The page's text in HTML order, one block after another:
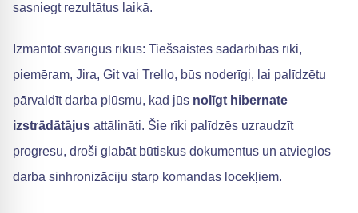
sasniegt rezultātus laikā.
Izmantot svarīgus rīkus: Tiešsaistes sadarbības rīki,
piemēram, Jira, Git vai Trello, būs noderīgi, lai palīdzētu
pārvaldīt darba plūsmu, kad jūs nolīgt hibernate
izstrādātājus attālināti. Šie rīki palīdzēs uzraudzīt
progresu, droši glabāt būtiskus dokumentus un atvieglos
darba sinhronizāciju starp komandas locekļiem.